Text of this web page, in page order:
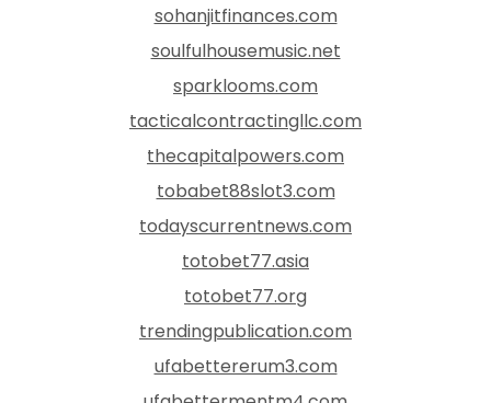
sohanjitfinances.com
soulfulhousemusic.net
sparklooms.com
tacticalcontractingllc.com
thecapitalpowers.com
tobabet88slot3.com
todayscurrentnews.com
totobet77.asia
totobet77.org
trendingpublication.com
ufabettererum3.com